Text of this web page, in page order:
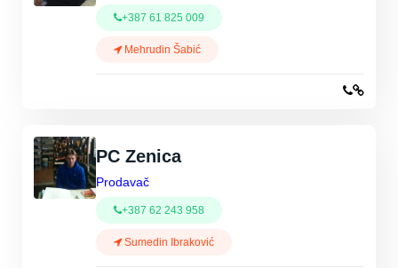
+387 61 825 009
Mehrudin Šabić
PC Zenica
Prodavač
+387 62 243 958
Sumedin Ibraković